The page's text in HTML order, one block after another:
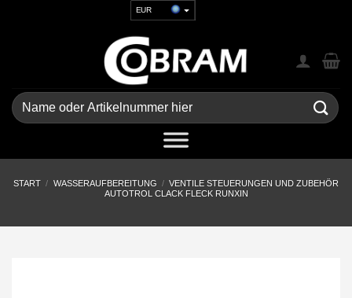
EUR
GBP
CHF
UAH
Suchen
nach:
START / WASSERAUFBEREITUNG / VENTILE STEUERUNGEN UND ZUBEHÖR
AUTOTROL CLACK FLECK RUNXIN